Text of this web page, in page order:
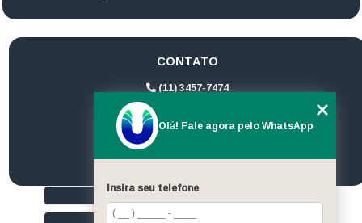
CONTATO
(11) 3457-7474
(11) 94172-1974
contato@ultrageradores.com
HOME
Olá! Fale agora pelo WhatsApp
Insira seu telefone